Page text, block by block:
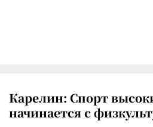
Карелин: Спорт
начинается с